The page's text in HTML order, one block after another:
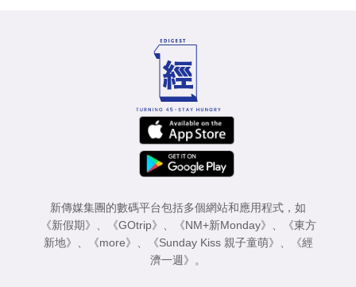
新傳媒集團的數碼平台包括多個網站和應用程式，如
《新假期》
《GOtrip》 《NM+新Monday》
《東方
新地》
《more》 《Sunday Kiss 親子童萌》
《經
濟一週》
。